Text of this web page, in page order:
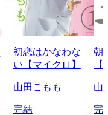
初恋はかなわな
い【マイクロ】
山田こもも
完結
朝
山
完